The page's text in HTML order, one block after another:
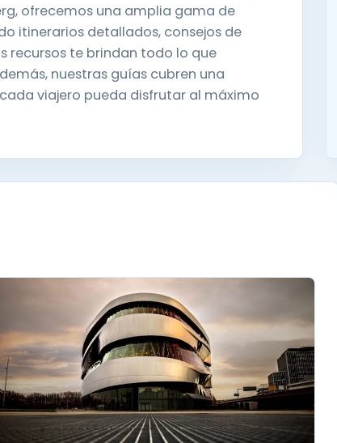
ofrecemos una amplia gama de
itinerarios detallados, consejos de
recursos te brindan todo lo que
nuestras guías cubren una
viajero pueda disfrutar al máximo